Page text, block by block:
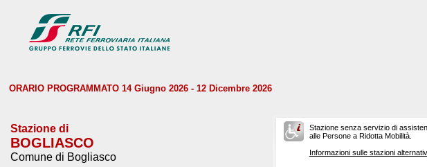
ORARIO PROGRAMMATO 14 Giugno 2026 - 12 Dicembre 2026
Stazione di
BOGLIASCO
Comune di Bogliasco
Stazione senza servizio di
alle Persone a Ridotta Mobilità.
Informazioni sulle stazioni